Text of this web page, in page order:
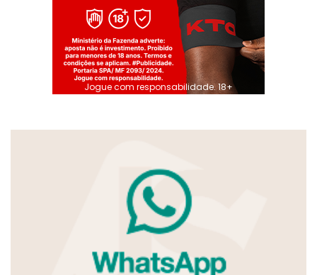
Jogue com responsabilidade. 18+